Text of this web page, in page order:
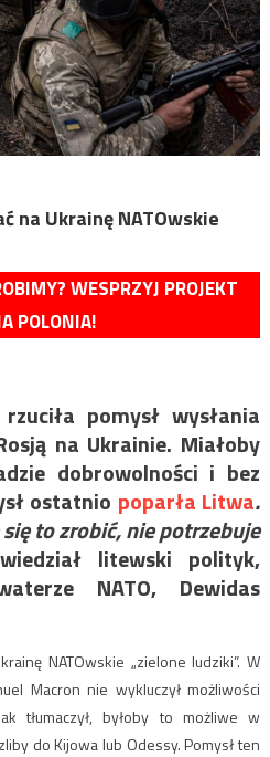
na Ukrainę NATOwskie
WESPRZYJ PROJEKT
POLONIA!
pomysł wysłania
na Ukrainie. Miałoby
dobrowolności i bez
ostatnio poparła Litwa.
to zrobić, nie potrzebuje
litewski polityk,
NATO, Dewidas
NATOwskie „zielone ludziki”. W
Macron nie wykluczył możliwości
tłumaczył, byłoby to możliwe w
do Kijowa lub Odessy. Pomysł ten